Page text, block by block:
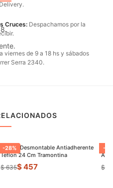
Cruces: Despachamos por la
viernes de 9 a 18 hs y sábados
Serra 2340.
-28%
Tartera Desmontable Antiadherente
Teflon 24 Cm Tramontina
$ 635$ 457
-
$